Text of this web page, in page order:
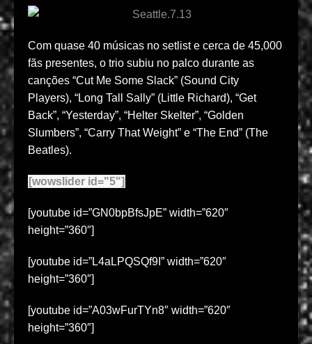
Com quase 40 músicas no setlist e cerca de 45,000
fãs presentes, o trio subiu no palco durante as
canções “Cut Me Some Slack” (Sound City
Players), “Long Tall Sally” (Little Richard), “Get
Back”, “Yesterday”, “Helter Skelter”, “Golden
Slumbers”, “Carry That Weight” e “The End” (The
Beatles).
[wowslider id="5"]
[youtube id=”GN0bpBfsJpE” width=”620″
height=”360″]
[youtube id=”L4aLPQSQf9I” width=”620″
height=”360″]
[youtube id=”A03wFurTYn8″ width=”620″
height=”360″]